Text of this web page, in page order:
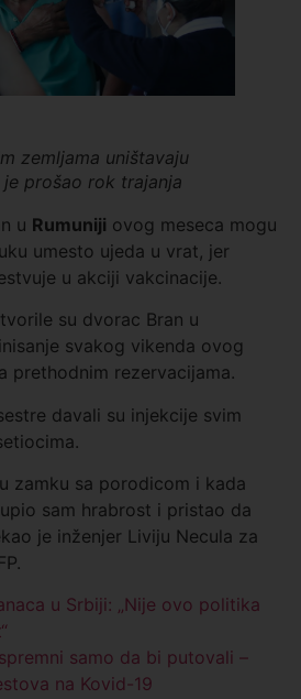
zemljama uništavaju
prošao rok trajanja
u Rumuniji ovog meseca mogu
umesto ujeda u vrat, jer
u akciji vakcinacije.
su dvorac Bran u
svakog vikenda ovog
prethodnim rezervacijama.
davali su injekcije svim
zamku sa porodicom i kada
sam hrabrost i pristao da
je inženjer Liviju Necula za
u Srbiji: „Nije ovo politika
samo da bi putovali –
na Kovid-19